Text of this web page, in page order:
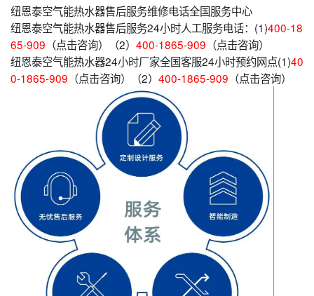
纽恩泰空气能热水器售后服务维修电话全国服务中心
纽恩泰空气能热水器售后服务24小时人工服务电话：(1)400-18
65-909 （点击咨询）（2） 400-1865-909 （点击咨询）
纽恩泰空气能热水器24小时厂家全国客服24小时预约网点(1)40
0-1865-909 （点击咨询）（2） 400-1865-909 （点击咨询）